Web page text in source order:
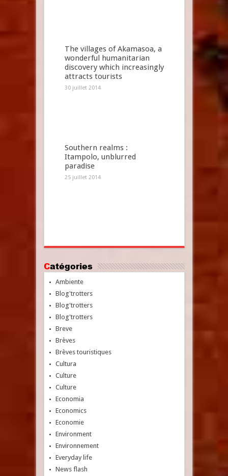
The villages of Akamasoa, a
wonderful humanitarian
discovery which increasingly
attracts tourists
30 juillet 2014
Southern realms :
Itampolo, unblurred
paradise
25 juillet 2014
Catégories
Ambiente
Blog'trotters
Blog'trotters
Blog'trotters
Breve
Brèves
Brèves touristiques
Cultura
Culture
Culture
Economia
Economics
Economie
Environment
Environnement
Everyday life
News flash